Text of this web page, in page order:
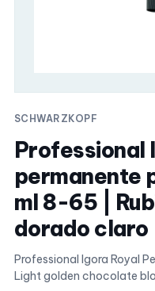
SCHWARZKOPF
Professional
permanente
ml 8-65 |
dorado claro
Professional Igora Royal
Light golden chocolate